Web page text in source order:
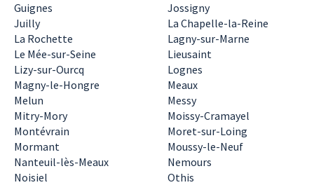
Guignes
Jossigny
Juilly
La Chapelle-la-Reine
La Rochette
Lagny-sur-Marne
Le Mée-sur-Seine
Lieusaint
Lizy-sur-Ourcq
Lognes
Magny-le-Hongre
Meaux
Melun
Messy
Mitry-Mory
Moissy-Cramayel
Montévrain
Moret-sur-Loing
Mormant
Moussy-le-Neuf
Nanteuil-lès-Meaux
Nemours
Noisiel
Othis